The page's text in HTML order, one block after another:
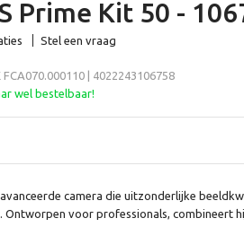
Prime Kit 50 -
Stel een vraag
FCA070.000110 | 4022243106758
wel bestelbaar!
camera die uitzonderlijke
voor professionals, combineert